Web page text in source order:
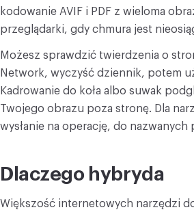
kodowanie AVIF i PDF z wieloma
przeglądarki, gdy chmura jest
Możesz sprawdzić twierdzenia o
Network, wyczyść dziennik, potem
Kadrowanie do koła albo suwak
Twojego obrazu poza stronę. Dla
wysłanie na operację, do
Dlaczego hybryda
Większość internetowych narzędzi